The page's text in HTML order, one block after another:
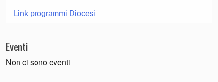
Link programmi Diocesi
Eventi
Non ci sono eventi